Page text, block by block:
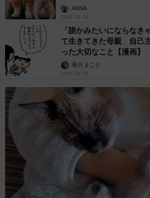
ANNA
2026.08.06
「誰かみたいにならなき
て生きてきた母親 自己
った大切なこと【漫画】
海川 まこと
2026.08.06